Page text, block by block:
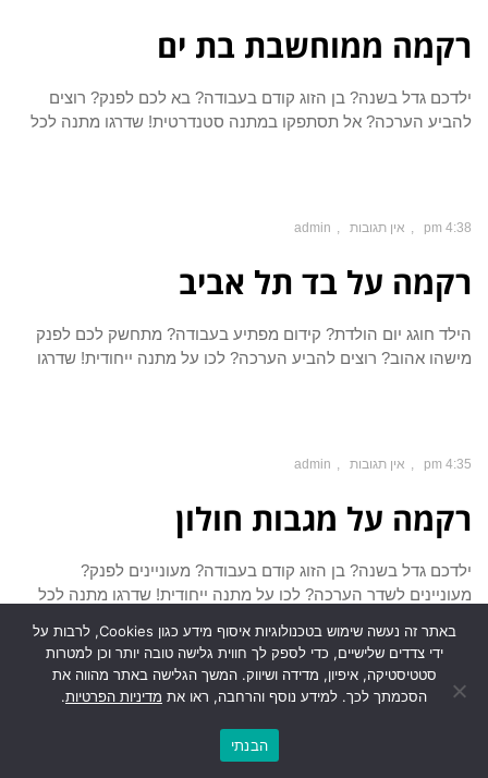
רקמה ממוחשבת בת ים
ילדכם גדל בשנה? בן הזוג קודם בעבודה? בא לכם לפנק? רוצים
להביע הערכה? אל תסתפקו במתנה סטנדרטית! שדרגו מתנה לכל
4:38 pm אין תגובות admin
רקמה על בד תל אביב
הילד חוגג יום הולדת? קידום מפתיע בעבודה? מתחשק לכם לפנק
מישהו אהוב? רוצים להביע הערכה? לכו על מתנה ייחודית! שדרגו
4:35 pm אין תגובות admin
רקמה על מגבות חולון
ילדכם גדל בשנה? בן הזוג קודם בעבודה? מעוניינים לפנק?
מעוניינים לשדר הערכה? לכו על מתנה ייחודית! שדרגו מתנה לכל
באתר זה נעשה שימוש בטכנולוגיות איסוף מידע כגון Cookies, לרבות על
ידי צדדים שלישיים, כדי לספק לך חווית גלישה טובה יותר וכן למטרות
סטטיסטיקה, איפיון, מדידה ושיווק. המשך הגלישה באתר מהווה את
הסכמתך לכך. למידע נוסף והרחבה, ראו את מדיניות הפרטיות.
הבנתי